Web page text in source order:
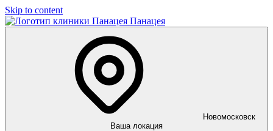
Skip to content
Панацея
Новомосковск
Ваша локация